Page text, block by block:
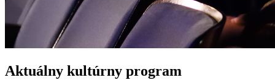
Aktuálny kultúrny program